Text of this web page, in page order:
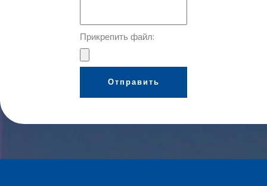
Прикрепить файл:
Отправить